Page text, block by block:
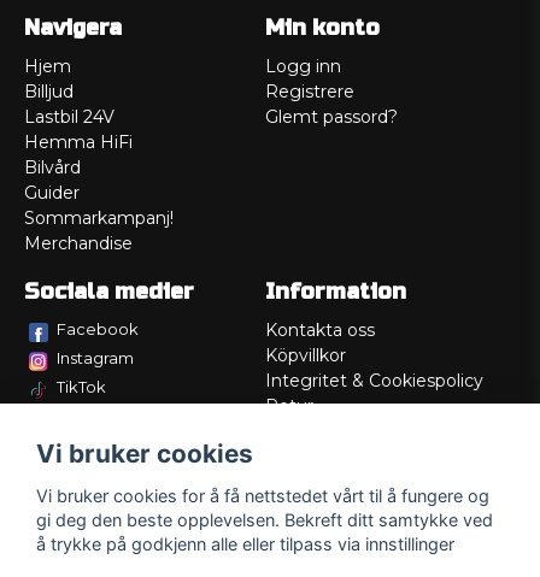
Navigera
Hjem
Billjud
Lastbil 24V
Hemma HiFi
Bilvård
Guider
Sommarkampanj!
Merchandise
Min konto
Logg inn
Registrere
Glemt passord?
Sociala medier
Facebook
Instagram
TikTok
Information
Kontakta oss
Köpvillkor
Integritet & Cookiespolicy
Retur
Lådritning
Om oss
Vi bruker cookies
Vi bruker cookies for å få nettstedet vårt til å fungere og
gi deg den beste opplevelsen. Bekreft ditt samtykke ved
å trykke på godkjenn alle eller tilpass via innstillinger